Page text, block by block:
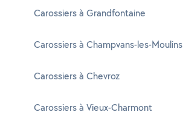
Carossiers à Grandfontaine
Carossiers à Champvans-les-Moulins
Carossiers à Chevroz
Carossiers à Vieux-Charmont